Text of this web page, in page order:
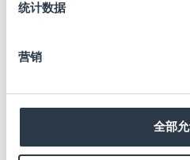
统计数据
营销
全部